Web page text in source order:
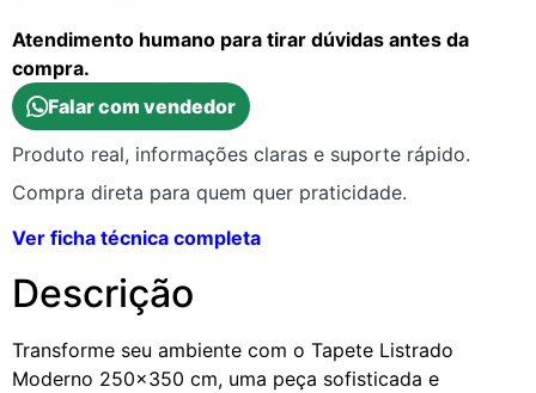
Atendimento humano para tirar dúvidas antes da
compra.
Falar com vendedor
Produto real, informações claras e suporte rápido.
Compra direta para quem quer praticidade.
Ver ficha técnica completa
Descrição
Transforme seu ambiente com o Tapete Listrado
Moderno 250×350 cm, uma peça sofisticada e